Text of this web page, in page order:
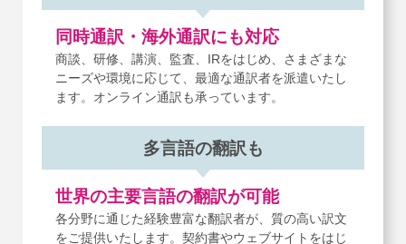
同時通訳・海外通訳にも対応
商談、研修、講演、監査、IRをはじめ、
さまざまな
ニーズや環境に応じて、最適な通訳者を派遣いたし
ます。 オンライン通訳も承っています。
多言語の翻訳も
世界の主要言語の翻訳が可能
各分野に通じた経験豊富な翻訳者が、 質の高い訳文
をご提供いたします。 契約書やウェブサイトをはじ